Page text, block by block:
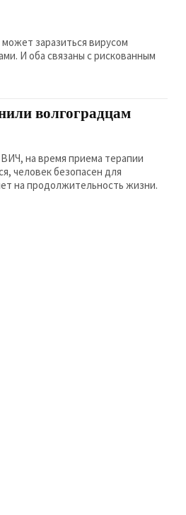
заразиться вирусом
И оба связаны с рискованным
волгоградцам
на время приема терапии
человек безопасен для
на продолжительность жизни.